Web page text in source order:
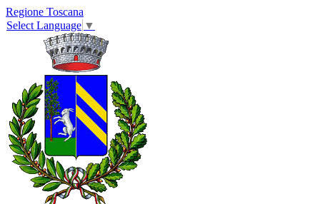
Regione Toscana
Select Language ▼